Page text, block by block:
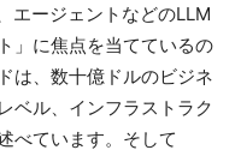
エージェントなどのLLM
」に焦点を当てているの
は、数十億ドルのビジネ
ベル、インフラストラク
べています。そして